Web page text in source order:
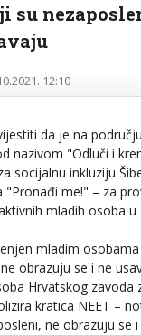
su
12:10
da je na
nazivom "Odluči i
socijalnu inkluziju
"Pronađi me!" – za
mladih osoba u
mladim
obrazuju se i ne
Hrvatskog zavoda
kratica NEET –
ne obrazuju se